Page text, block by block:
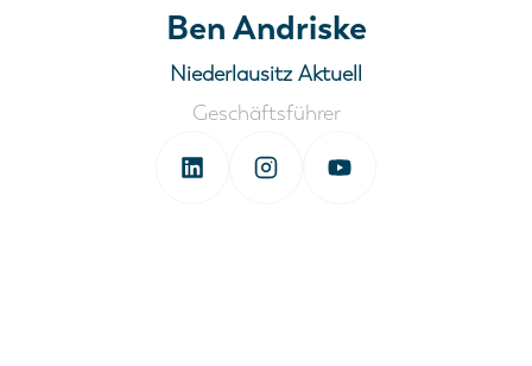
Ben Andriske
Niederlausitz Aktuell
Geschäftsführer